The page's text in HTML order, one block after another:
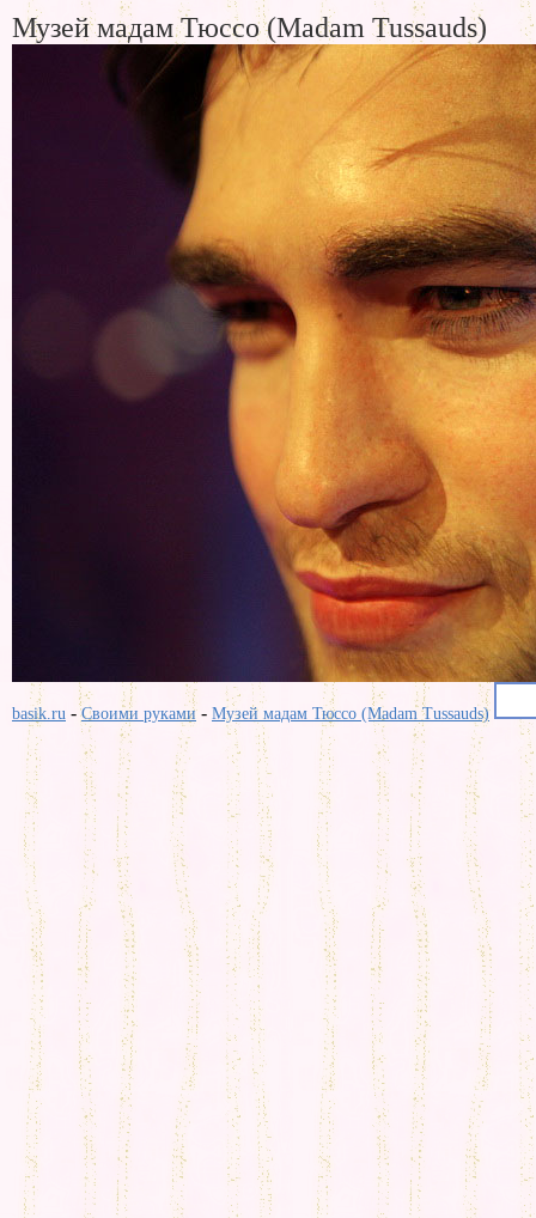
Музей мадам Тюссо (Madam Tussauds)
basik.ru -Своими руками- Музей мадам Тюссо (Madam Tussauds)